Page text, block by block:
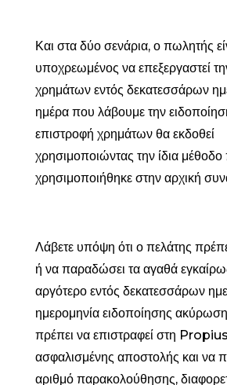
Και στα δύο σενάρια, ο πωλητής
υποχρεωμένος να επεξεργαστεί
χρημάτων εντός δεκατεσσάρων
ημέρα που λάβουμε την
επιστροφή χρημάτων θα εκδοθεί
χρησιμοποιώντας την ίδια
χρησιμοποιήθηκε στην αρχική
Λάβετε υπόψη ότι ο πελάτης
ή να παραδώσει τα αγαθά
αργότερο εντός δεκατεσσάρων
ημερομηνία ειδοποίησης
πρέπει να επιστραφεί στη
ασφαλισμένης αποστολής και να
αριθμό παρακολούθησης,